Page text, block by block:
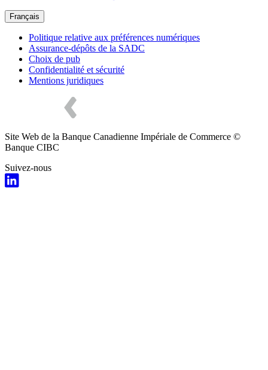
Français
Politique relative aux préférences numériques
Assurance-dépôts de la SADC
Choix de pub
Confidentialité et sécurité
Mentions juridiques
Site Web de la Banque Canadienne Impériale de Commerce ©
Banque CIBC
Suivez-nous